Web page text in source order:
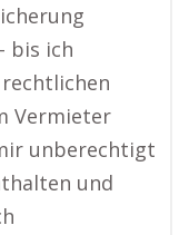
bis ich
Vermieter
unberechtigt
und